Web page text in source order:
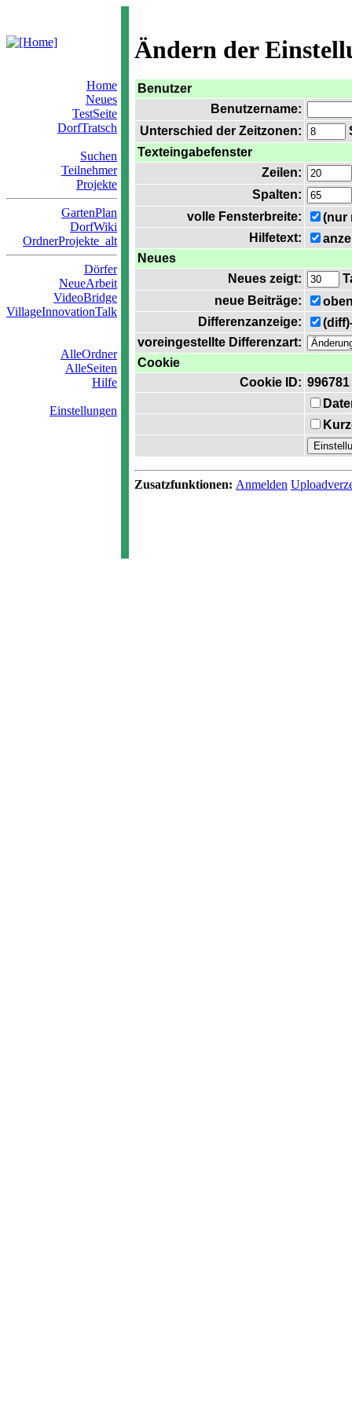
Ändern der
Home
Neues
TestSeite
DorfTratsch
Suchen
Teilnehmer
Projekte
GartenPlan
DorfWiki
OrdnerProjekte_alt
Dörfer
NeueArbeit
VideoBridge
VillageInnovationTalk
AlleOrdner
AlleSeiten
Hilfe
Einstellungen
Benutzer
Benutzername:
Unterschied der Zeitzonen:
Texteingabefenster
Zeilen:
Spalten:
volle Fensterbreite:
(nur
Hilfetext:
Neues
Neues zeigt:
neue Beiträge:
Differenzanzeige:
voreingestellte Differenzart:
Cookie
Cookie ID: 996781
Zusatzfunktionen: Anmelden